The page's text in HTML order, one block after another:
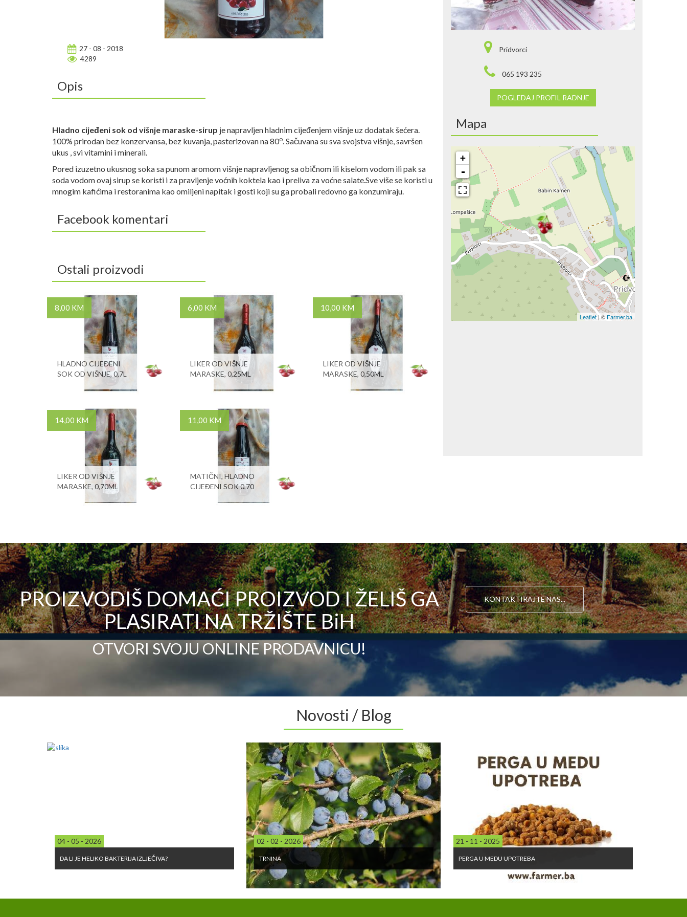
27 - 08 - 2018
4289
Opis
Hladno cijeđeni sok od višnje maraske-sirup je napravljen hladnim cijeđenjem višnje uz dodatak šećera.
100% prirodan bez konzervansa, bez kuvanja, pasterizovan na 80o. Sačuvana su sva svojstva višnje, savršen
ukus , svi vitamini i minerali.
Pored izuzetno ukusnog soka sa punom aromom višnje napravljenog sa običnom ili kiselom vodom ili pak sa
soda vodom ovaj sirup se koristi i za pravljenje voćnih koktela kao i preliva za voćne salate.Sve više se koristi u
mnogim kafićima i restoranima kao omiljeni napitak i gosti koji su ga probali redovno ga konzumiraju.
Facebook komentari
Ostali proizvodi
8,00 KM
HLADNO CIJEĐENI
SOK OD VIŠNJE, 0,7L
6,00 KM
LIKER OD VIŠNJE
MARASKE, 0,25ML
10,00 KM
LIKER OD VIŠNJE
MARASKE, 0,50ML
14,00 KM
LIKER OD VIŠNJE
MARASKE, 0,70ML
11,00 KM
MATIČNI, HLADNO
CIJEĐENI SOK 0,70
Pridvorci
065 193 235
POGLEDAJ PROFIL RADNJE
Mapa
+
-
Leaflet | © Farmer.ba
PROIZVODIŠ DOMAĆI PROIZVOD I ŽELIŠ GA
PLASIRATI NA TRŽIŠTE BiH
OTVORI SVOJU ONLINE PRODAVNICU!
KONTAKTIRAJTE NAS...
Novosti / Blog
04 - 05 - 2026
DA LI JE HELIKO BAKTERIJA IZLJEČIVA?
02 - 02 - 2026
TRNINA
21 - 11 - 2025
PERGA U MEDU UPOTREBA